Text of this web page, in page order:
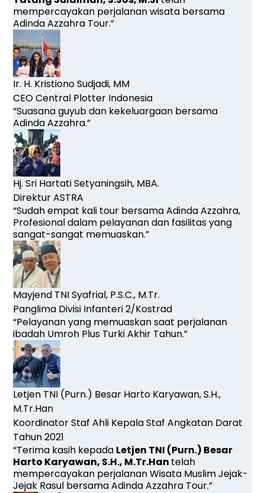
mempercayakan perjalanan wisata bersama
Adinda Azzahra Tour.”
Ir. H. Kristiono Sudjadi, MM
CEO Central Plotter Indonesia
“Suasana guyub dan kekeluargaan bersama
Adinda Azzahra.”
Hj. Sri Hartati Setyaningsih, MBA.
Direktur ASTRA
“Sudah empat kali tour bersama Adinda Azzahra,
Profesional dalam pelayanan dan fasilitas yang
sangat-sangat memuaskan.”
Mayjend TNI Syafrial, P.S.C., M.Tr.
Panglima Divisi Infanteri 2/Kostrad
“Pelayanan yang memuaskan saat perjalanan
ibadah Umroh Plus Turki Akhir Tahun.”
Letjen TNI (Purn.) Besar Harto Karyawan, S.H.,
M.Tr.Han
Koordinator Staf Ahli Kepala Staf Angkatan Darat
Tahun 2021
“Terima kasih kepada Letjen TNI (Purn.) Besar
Harto Karyawan, S.H., M.Tr.Han telah
mempercayakan perjalanan Wisata Muslim Jejak-
Jejak Rasul bersama Adinda Azzahra Tour.”